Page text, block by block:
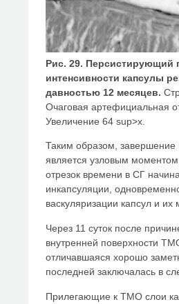
Рис. 29. Персистирующий
интенсивности капсулы
давностью 12 месяцев.
Очаговая артефициальная
Увеличение 64 sup>х.
Таким образом, завершение
является узловым
отрезок времени в СГ
инкапсуляции,
васкуляризации капсул и
Через 11 суток после
внутренней поверхности
отличавшаяся хорошо
последней заключалась в
Прилегающие к ТМО слои